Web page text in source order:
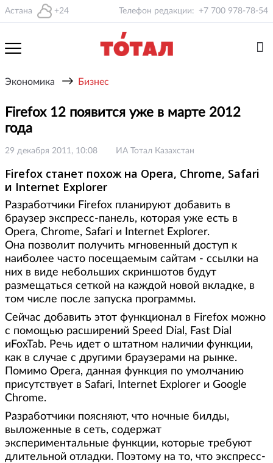
Астана +24 Телефон редакции: +7 700 978-78-54
Экономика → Бизнес
Firefox 12 появится уже в марте 2012
года
29 декабря 2011, 10:08 ИА Тотал Казахстан
Firefox станет похож на Opera, Chrome, Safari
и Internet Explorer
Разработчики Firefox планируют добавить в
браузер экспресс-панель, которая уже есть в
Opera, Chrome, Safari и Internet Explorer.
Она позволит получить мгновенный доступ к
наиболее часто посещаемым сайтам - ссылки на
них в виде небольших скриншотов будут
размещаться сеткой на каждой новой вкладке, в
том числе после запуска программы.
Сейчас добавить этот функционал в Firefox можно
с помощью расширений Speed Dial, Fast Dial
иFoxTab. Речь идет о штатном наличии функции,
как в случае с другими браузерами на рынке.
Помимо Opera, данная функция по умолчанию
присутствует в Safari, Internet Explorer и Google
Chrome.
Разработчики поясняют, что ночные билды,
выложенные в сеть, содержат
экспериментальные функции, которые требуют
длительной отладки. Поэтому на то, что экспресс-